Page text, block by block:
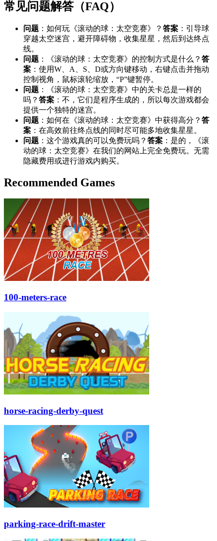
常见问题解答（FAQ）
问题 ：如何玩《滚动的球：太空竞赛》？ 答案 ：引导球
穿越太空迷宫，避开障碍物，收集星星，然后到达终点
线。
问题 ：《滚动的球：太空竞赛》的控制方式是什么？ 答
案 ：使用W、A、S、D或方向键移动，右键点击并拖动
控制视角，鼠标滚轮缩放，“P”键暂停。
问题 ：《滚动的球：太空竞赛》中的关卡总是一样的
吗？ 答案 ：不，它们是程序生成的，所以每次游戏都会
提供一个独特的迷宫。
问题 ：如何在《滚动的球：太空竞赛》中获得高分？ 答
案 ：在高效前往终点线的同时尽可能多地收集星星。
问题 ：这个游戏真的可以免费玩吗？ 答案 ：是的，《滚
动的球：太空竞赛》在我们的网站上完全免费玩。无需
隐藏费用或进行游戏内购买。
Recommended Games
100-meters-race
horse-racing-derby-quest
parking-race-drift-master